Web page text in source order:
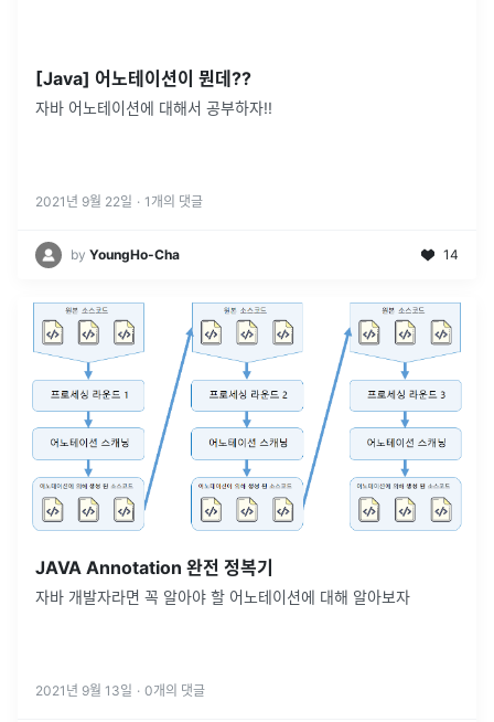
[Java] 어노테이션이 뭔데??
자바 어노테이션에 대해서 공부하자!!
2021년 9월 22일 · 1 개의 댓글
by YoungHo-Cha 14
JAVA Annotation 완전 정복기
자바 개발자라면 꼭 알아야 할 어노테이션에 대해 알아보자
2021년 9월 13일 · 0개의 댓글